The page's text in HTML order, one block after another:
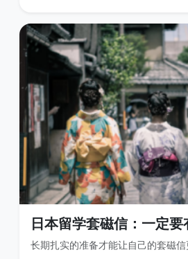
日本留学套磁信：一定要
长期扎实的准备才能让自己的套磁信